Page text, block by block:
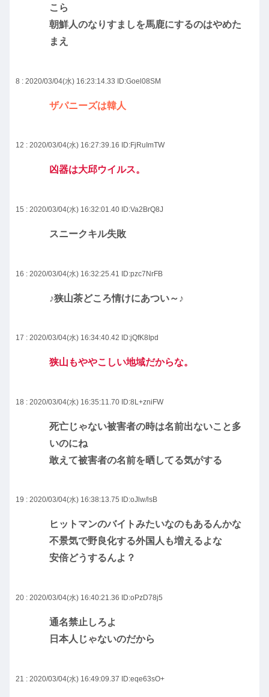
こら
朝鮮人のなりすましを馬鹿にするのはやめた
まえ
8 : 2020/03/04(水) 16:23:14.33 ID:Goel08SM
ザパニーズは韓人
12 : 2020/03/04(水) 16:27:39.16 ID:FjRuImTW
凶器は大邱ウイルス。
15 : 2020/03/04(水) 16:32:01.40 ID:Va2BrQ8J
スニークキル失敗
16 : 2020/03/04(水) 16:32:25.41 ID:pzc7NrFB
♪狭山茶どころ情けにあつい～♪
17 : 2020/03/04(水) 16:34:40.42 ID:jQfK8Ipd
狭山もややこしい地域だからな。
18 : 2020/03/04(水) 16:35:11.70 ID:8L+zniFW
死亡じゃない被害者の時は名前出ないこと多
いのにね
敢えて被害者の名前を晒してる気がする
19 : 2020/03/04(水) 16:38:13.75 ID:oJlw/lsB
ヒットマンのバイトみたいなのもあるんかな
不景気で野良化する外国人も増えるよな
安倍どうするんよ？
20 : 2020/03/04(水) 16:40:21.36 ID:oPzD78j5
通名禁止しろよ
日本人じゃないのだから
21 : 2020/03/04(水) 16:49:09.37 ID:eqe63sO+